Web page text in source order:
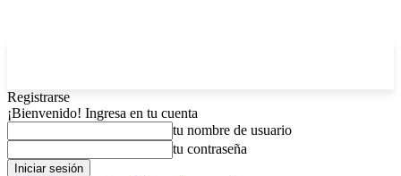
Registrarse
¡Bienvenido! Ingresa en tu cuenta
tu nombre de usuario
tu contraseña